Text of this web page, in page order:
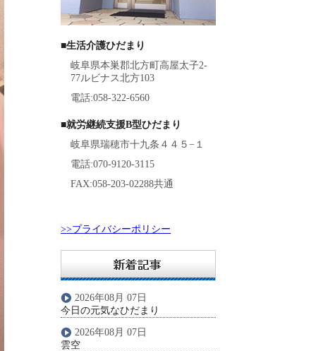
■生活介護ひだまり
岐阜県本巣郡北方町高屋太子2-
77ルビナス北方103
電話:058-322-6560
■就労継続支援B型ひだまり
岐阜県瑞穂市十九条４４５−１
電話:070-9120-3115
FAX:058-203-02288共通
>>プライバシーポリシー
2026年08月 07日
今日の元気なひだまり
2026年08月 07日
雲空